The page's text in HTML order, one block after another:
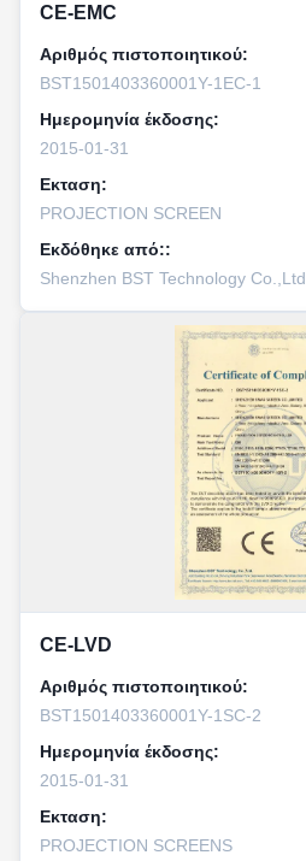
CE-EMC
Αριθμός πιστοποιητικού:
BST1501403360001Y-1EC-1
Ημερομηνία έκδοσης:
2015-01-31
Εκταση:
PROJECTION SCREEN
Εκδόθηκε από::
Shenzhen BST Technology Co.,Ltd
CE-LVD
Αριθμός πιστοποιητικού:
BST1501403360001Y-1SC-2
Ημερομηνία έκδοσης:
2015-01-31
Εκταση:
PROJECTION SCREENS